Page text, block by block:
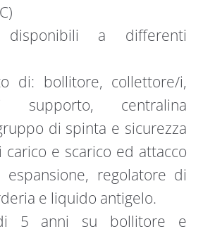
a differenti
di: bollitore, collettore/i,
supporto, centralina
di spinta e sicurezza
e scarico ed attacco
regolatore di
e liquido antigelo.
5 anni su bollitore e